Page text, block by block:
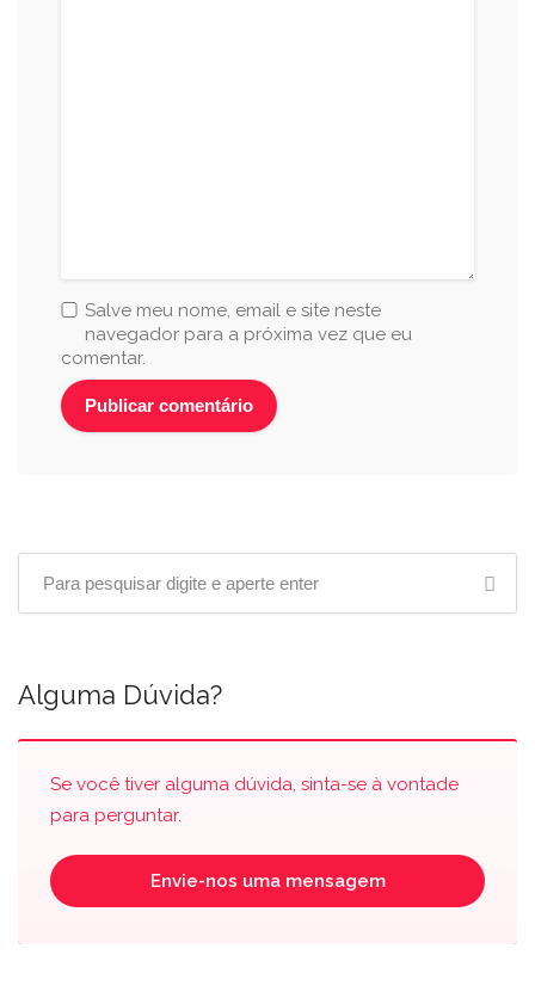
Salve meu nome, email e site neste
navegador para a próxima vez que eu
comentar.
Alguma Dúvida?
Se você tiver alguma dúvida, sinta-se à vontade
para perguntar.
Envie-nos uma mensagem